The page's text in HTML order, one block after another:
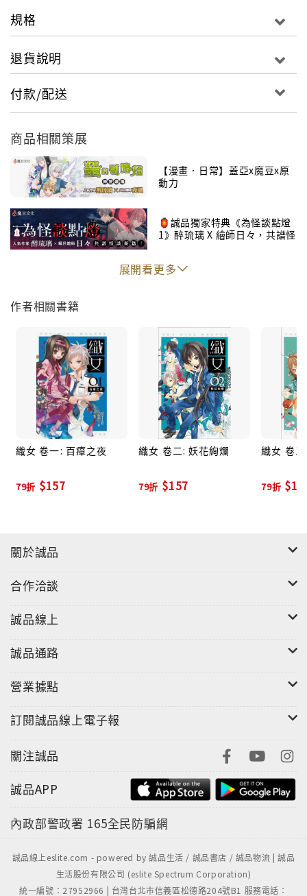
他的悶騷半妖酷神使，這次竟然著急到⋯⋯
最後的遺言帶來最隱密的情報，
桃紅荊棘盤成圖陣，繁花地現出真正姿態，
最後的戰鬥，由此揭開序幕⋯⋯
規格
退貨說明
付款/配送
商品相關策展
【漫畫．日常】蓋亞x魔豆x原
動力
🏮誠品獨家特典《為怪談點燈
1》醉琉璃 X 繪師日々，共譜怪
展開看更多
作者相關書籍
織女 卷一: 百瘴之夜
79折 $157
織女 卷二: 妖花絢爛
79折 $157
織女 卷
79折
關於誠品
合作洽談
誠品線上
誠品通路
營業據點
訂閱誠品線上電子報
關注誠品
誠品APP
內政部警政署 165全民防騙網
誠品線上eslite.com - powered by 誠品生活 / 誠品書店 / 誠品物流 | 誠品
生活股份有限公司 (eslite Spectrum Corporation)
統一編號：27952966 | 台灣台北市信義區松德路204號B1 服務電話：